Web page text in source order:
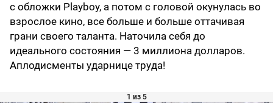
с обложки Playboy, а потом с головой окунулась во
взрослое кино, все больше и больше оттачивая
грани своего таланта. Наточила себя до
идеального состояния — 3 миллиона долларов.
Аплодисменты ударнице труда!
1 из 5